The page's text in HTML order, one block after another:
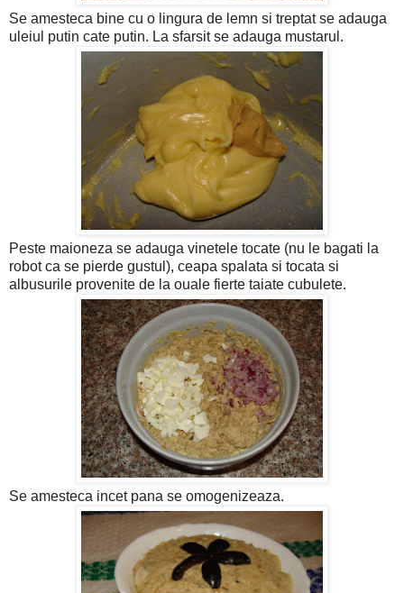
Se amesteca bine cu o lingura de lemn si treptat se adauga
uleiul putin cate putin. La sfarsit se adauga mustarul.
Peste maioneza se adauga vinetele tocate (nu le bagati la
robot ca se pierde gustul), ceapa spalata si tocata si
albusurile provenite de la ouale fierte taiate cubulete.
Se amesteca incet pana se omogenizeaza.